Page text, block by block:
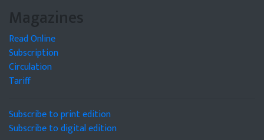
Magazines
Read Online
Subscription
Circulation
Tariff
Subscribe to print edition
Subscribe to digital edition